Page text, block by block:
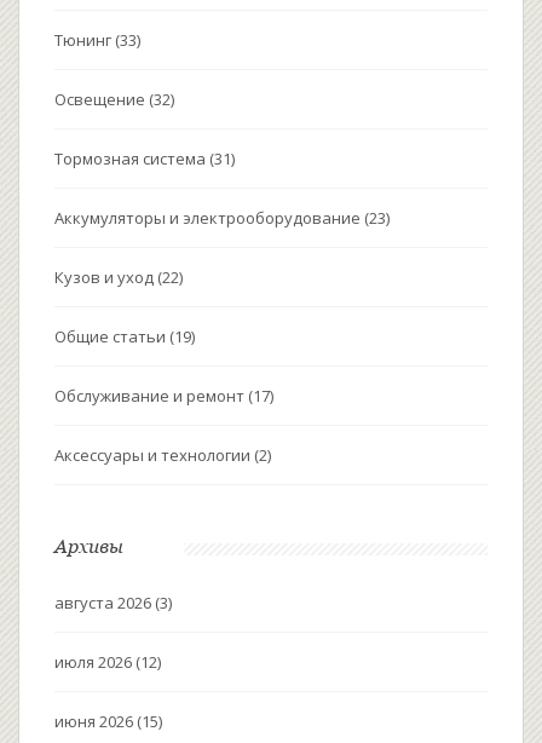
Тюнинг (33)
Освещение (32)
Тормозная система (31)
Аккумуляторы и электрооборудование (23)
Кузов и уход (22)
Общие статьи (19)
Обслуживание и ремонт (17)
Аксессуары и технологии (2)
Архивы
августа 2026 (3)
июля 2026 (12)
июня 2026 (15)